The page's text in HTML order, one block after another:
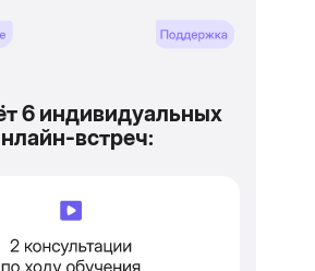
6 индивидуальных
встреч: